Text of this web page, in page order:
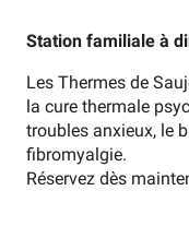
Station familiale à
Les Thermes de
la cure thermale
troubles anxieux, le
fibromyalgie.
Réservez dès